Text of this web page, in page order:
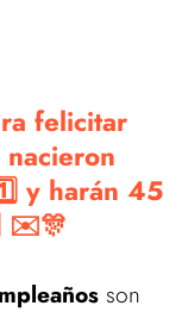
felicitar
y harán 45
✉️🎊
son